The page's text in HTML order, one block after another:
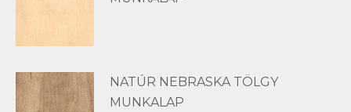
NATÚR NEBRASKA TÖLGY
MUNKALAP